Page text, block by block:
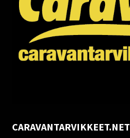
CARAVANTARVIKKEET.NET